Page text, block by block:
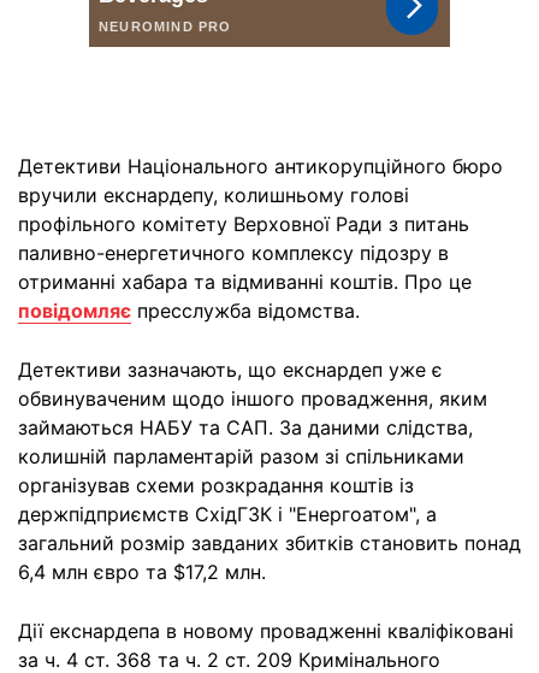
Детективи Національного антикорупційного бюро
вручили екснардепу, колишньому голові
профільного комітету Верховної Ради з питань
паливно-енергетичного комплексу підозру в
отриманні хабара та відмиванні коштів. Про це
повідомляє пресслужба відомства.
Детективи зазначають, що екснардеп уже є
обвинуваченим щодо іншого провадження, яким
займаються НАБУ та САП. За даними слідства,
колишній парламентарій разом зі спільниками
організував схеми розкрадання коштів із
держпідприємств СхідГЗК і "Енергоатом", а
загальний розмір завданих збитків становить понад
6,4 млн євро та $17,2 млн.
Дії екснардепа в новому провадженні кваліфіковані
за ч. 4 ст. 368 та ч. 2 ст. 209 Кримінального